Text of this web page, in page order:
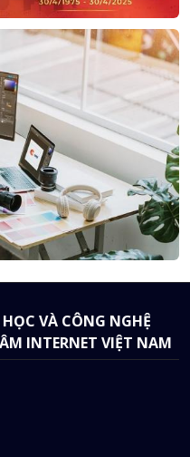
VÀ CÔNG NGHỆ
INTERNET VIỆT NAM